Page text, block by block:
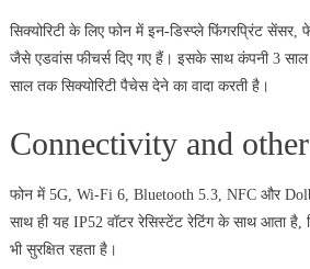
सिक्योरिटी के लिए फोन में इन-डिस्प्ले फिंगरप्रिंट
जैसे एडवांस फीचर्स दिए गए हैं। इसके साथ कंपनी 3
साल तक सिक्योरिटी पैचेस देने का वादा करती है।
Connectivity and
फोन में 5G, Wi-Fi 6, Bluetooth 5.3, NFC और
साथ ही यह IP52 वॉटर रेसिस्टेंट रेटिंग के साथ आता है,
भी सुरक्षित रहता है।